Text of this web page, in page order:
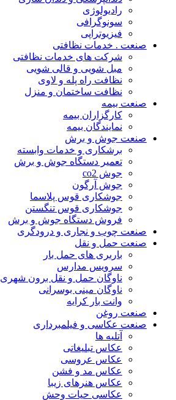
رادیولوژی
سونوگرافی
فیزیوتراپی
صنعت . خدمات نظافتی
شرکت های خدمات نظافتی
مبل شویی و قالی شویی
نظافت راه پله و لاوی
نظافت ساختمان و منزل
صنعت بیمه
کارگزاران بیمه
نمایندگان بیمه
صنعت جوش و برش
برشکاری و خدمات وابسته
تعمیر دستگاه جوش و برش
جوش co2
جوش آرگون
جوشکاری قوس پلاسما
جوشکاری قوس تنگستن
فروش دستگاه جوش و برش
صنعت چوب و نجاری و درودگری
صنعت حمل و نقل
باربری های حمل بار
سرویس مدارس
ناوگان حمل و نقل برون شهری
ناوگان مینی بوسرانی
وانت بار کرایه
صنعت روغن
صنعت عکاسی و فیلمبرداری
آتلیه ها
عکاس تبلیغاتی
عکاس عروسی
عکاس مد و فشن
عکاس هنرهای زیبا
عکاسی حیات وحش